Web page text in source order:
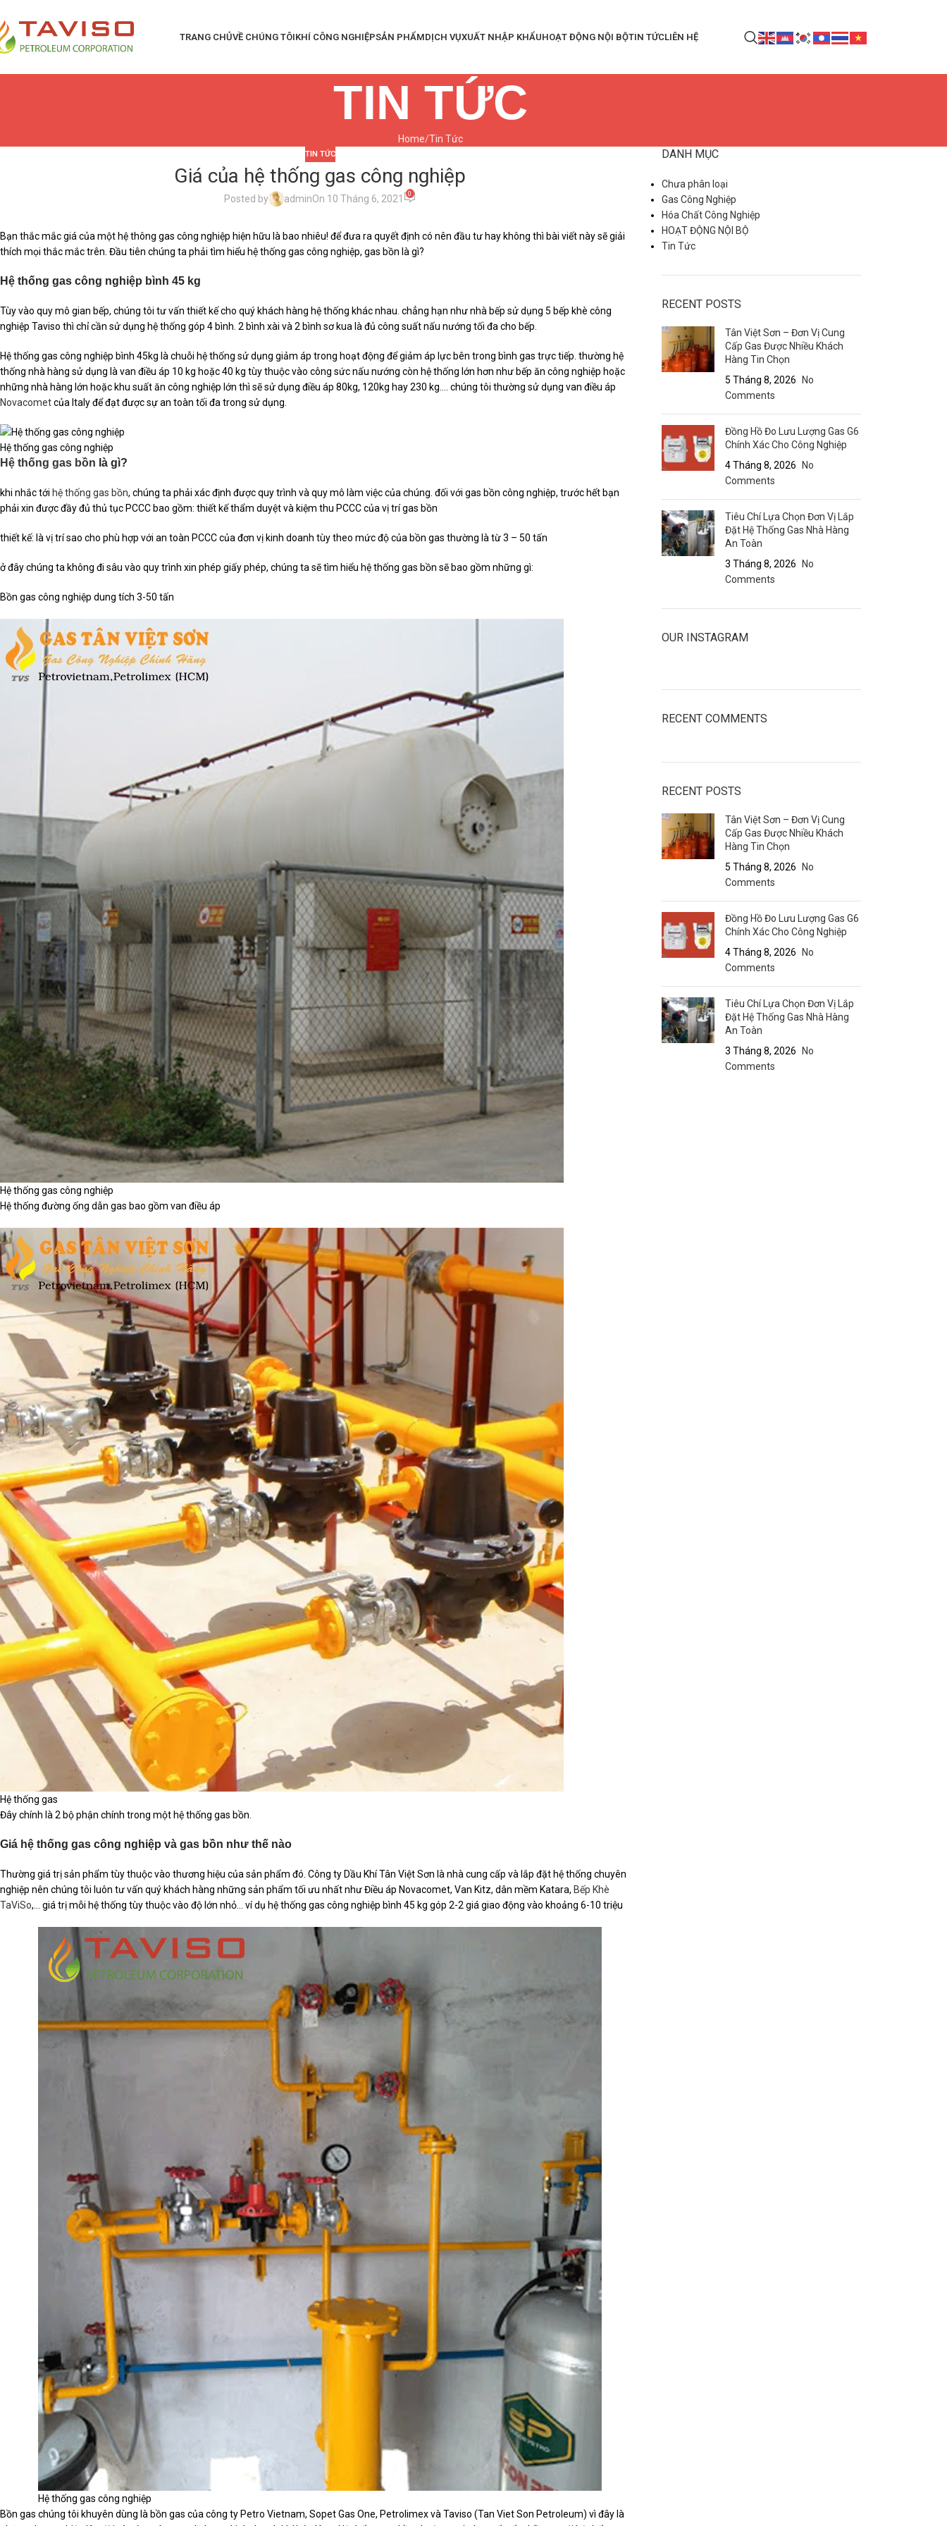
TRANG CHỦVỀ CHÚNG TÔIKHÍ CÔNG NGHIỆPSẢN PHẨMDỊCH VỤXUẤT NHẬP KHẨUHOẠT ĐỘNG NỘI BỘTIN TỨCLIÊN HỆ
TIN TỨC
Home Tin Tức
TIN TỨC
Giá của hệ thống gas công nghiệp
Posted by adminOn 10 Tháng 6, 2021 0
Bạn thắc mắc giá của một hệ thông gas công nghiệp hiện hữu là bao nhiêu! để đưa ra quyết định có nên đầu tư hay không thì bài viết này sẽ giải
thích mọi thắc mắc trên. Đầu tiên chúng ta phải tìm hiểu hệ thống gas công nghiệp, gas bồn là gì?
Hệ thống gas công nghiệp bình 45 kg
Tùy vào quy mô gian bếp, chúng tôi tư vấn thiết kế cho quý khách hàng hệ thống khác nhau. chẳng hạn như nhà bếp sử dụng 5 bếp khè công
nghiệp Taviso thì chỉ cần sử dụng hệ thống góp 4 bình. 2 bình xài và 2 bình sơ kua là đủ công suất nấu nướng tối đa cho bếp.
Hệ thống gas công nghiệp bình 45kg là chuỗi hệ thống sử dụng giảm áp trong hoạt động để giảm áp lực bên trong bình gas trực tiếp. thường hệ
thống nhà hàng sử dụng là van điều áp 10 kg hoặc 40 kg tùy thuộc vào công sức nấu nướng còn hệ thống lớn hơn như bếp ăn công nghiệp hoặc
những nhà hàng lớn hoặc khu suất ăn công nghiệp lớn thì sẽ sử dụng điều áp 80kg, 120kg hay 230 kg…. chúng tôi thường sử dụng van điều áp
Novacometcủa Italy để đạt được sự an toàn tối đa trong sử dụng.
Hệ thống gas công nghiệp
Hệ thống gas bồn là gì?
khi nhắc tới hệ thống gas bồn, chúng ta phải xác định được quy trình và quy mô làm việc của chúng. đối với gas bồn công nghiệp, trước hết bạn
phải xin được đầy đủ thủ tục PCCC bao gồm: thiết kế thẩm duyệt và kiệm thu PCCC của vị trí gas bồn
thiết kế: là vị trí sao cho phù hợp với an toàn PCCC của đơn vị kinh doanh tùy theo mức độ của bồn gas thường là từ 3 – 50 tấn
ở đây chúng ta không đi sâu vào quy trình xin phép giấy phép, chúng ta sẽ tìm hiểu hệ thống gas bồn sẽ bao gồm những gì:
Bồn gas công nghiệp dung tích 3-50 tấn
Hệ thống gas công nghiệp
Hệ thống đường ống dẫn gas bao gồm van điều áp
Hệ thống gas
Đây chính là 2 bộ phận chính trong một hệ thống gas bồn.
Giá hệ thống gas công nghiệp và gas bồn như thế nào
Thường giá trị sản phẩm tùy thuộc vào thương hiệu của sản phẩm đó. Công ty Dầu Khí Tân Việt Sơn là nhà cung cấp và lắp đặt hệ thống chuyên
nghiệp nên chúng tôi luôn tư vấn quý khách hàng những sản phẩm tối ưu nhất như Điều áp Novacomet, Van Kitz, dân mềm Katara, Bếp Khè
TaViSo,… giá trị mỗi hệ thống tùy thuộc vào độ lớn nhỏ… ví dụ hệ thống gas công nghiệp bình 45 kg góp 2-2 giá giao động vào khoảng 6-10 triệu
Hệ thống gas công nghiệp
Bồn gas chúng tôi khuyên dùng là bồn gas của công ty Petro Vietnam, Sopet Gas One, Petrolimex và Taviso (Tan Viet Son Petroleum) vì đây là
DANH MỤC
Chưa phân loại
Gas Công Nghiệp
Hóa Chất Công Nghiệp
HOẠT ĐỘNG NỘI BỘ
Tin Tức
RECENT POSTS
Tân Việt Sơn – Đơn Vị Cung
Cấp Gas Được Nhiều Khách
Hàng Tin Chọn
5 Tháng 8, 2026
No
Comments
Đồng Hồ Đo Lưu Lượng Gas G6
Chính Xác Cho Công Nghiệp
4 Tháng 8, 2026
No
Comments
Tiêu Chí Lựa Chọn Đơn Vị Lắp
Đặt Hệ Thống Gas Nhà Hàng
An Toàn
3 Tháng 8, 2026
No
Comments
OUR INSTAGRAM
RECENT COMMENTS
RECENT POSTS
Tân Việt Sơn – Đơn Vị Cung
Cấp Gas Được Nhiều Khách
Hàng Tin Chọn
5 Tháng 8, 2026
No
Comments
Đồng Hồ Đo Lưu Lượng Gas G6
Chính Xác Cho Công Nghiệp
4 Tháng 8, 2026
No
Comments
Tiêu Chí Lựa Chọn Đơn Vị Lắp
Đặt Hệ Thống Gas Nhà Hàng
An Toàn
3 Tháng 8, 2026
No
Comments